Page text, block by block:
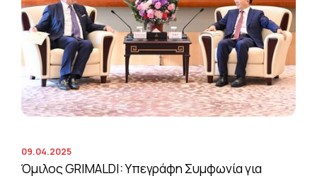
09.04.2025
Όμιλος GRIMALDI: Υπεγράφη Συμφωνία για